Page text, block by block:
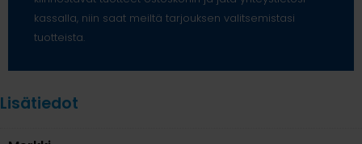
kassalla, niin saat meiltä tarjouksen valitsemistasi
tuotteista.
Lisätiedot